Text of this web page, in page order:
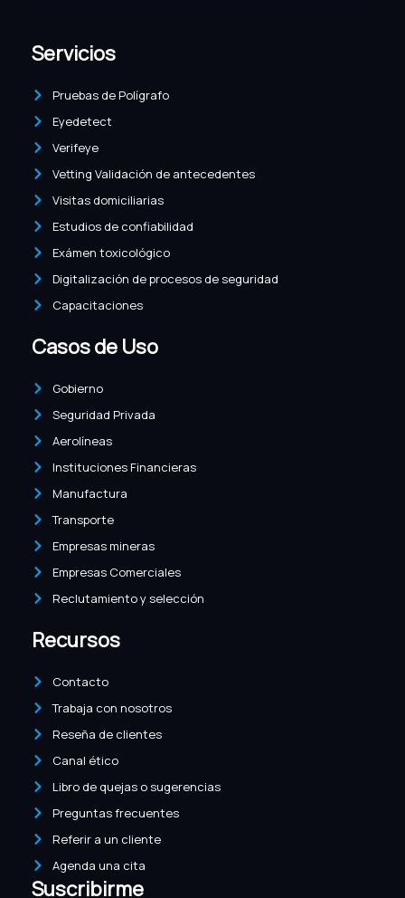
Servicios
Pruebas de Polígrafo
Eyedetect
Verifeye
Vetting Validación de antecedentes
Visitas domiciliarias
Estudios de confiabilidad
Exámen toxicológico
Digitalización de procesos de seguridad
Capacitaciones
Casos de Uso
Gobierno
Seguridad Privada
Aerolíneas
Instituciones Financieras
Manufactura
Transporte
Empresas mineras
Empresas Comerciales
Reclutamiento y selección
Recursos
Contacto
Trabaja con nosotros
Reseña de clientes
Canal ético
Libro de quejas o sugerencias
Preguntas frecuentes
Referir a un cliente
Agenda una cita
Suscribirme